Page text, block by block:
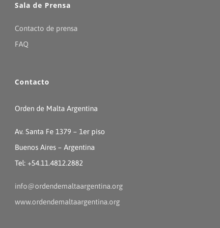
Sala de Prensa
Contacto de prensa
FAQ
Contacto
Orden de Malta Argentina
Av. Santa Fe 1379 – 1er piso
Buenos Aires – Argentina
Tel: +54.11.4812.2882
info@ordendemaltaargentina.org
www.ordendemaltaargentina.org